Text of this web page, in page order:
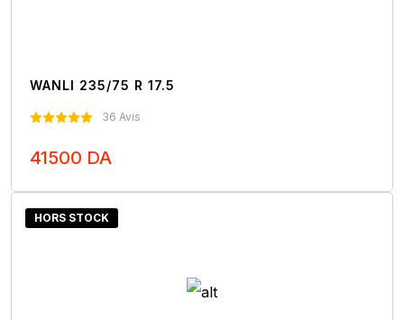
WANLI 235/75 R 17.5
36 Avis
41500 DA
HORS STOCK